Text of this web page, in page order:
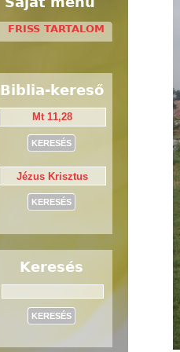
FRISS TARTALOM
Biblia-kereső
Keresés